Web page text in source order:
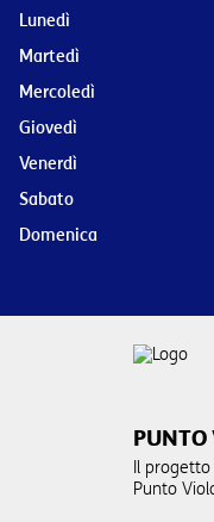
Lunedì
Martedì
Mercoledì
Giovedì
Venerdì
Sabato
Domenica
Il
Punto